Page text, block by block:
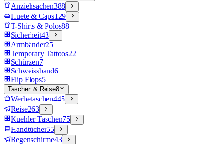
Anziehsachen388
Huete & Caps129
T-Shirts & Polos88
Sicherheit43
Armbänder25
Temporary Tattoos22
Schürzen7
Schweissband6
Flip Flops5
Taschen & Reise8
Werbetaschen445
Reise263
Kuehler Taschen75
Handtücher55
Regenschirme43